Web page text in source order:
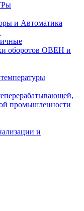
и Автоматика
оборотов ОВЕН и
промышленности
и